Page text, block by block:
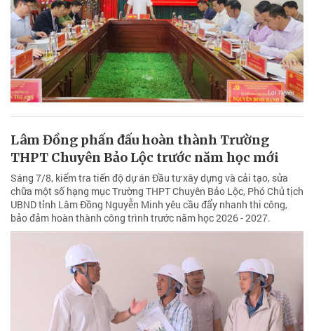
Lâm Đồng phấn đấu hoàn thành Trường
THPT Chuyên Bảo Lộc trước năm học mới
Sáng 7/8, kiểm tra tiến độ dự án Đầu tư xây dựng và cải tạo, sửa
chữa một số hạng mục Trường THPT Chuyên Bảo Lộc, Phó Chủ tịch
UBND tỉnh Lâm Đồng Nguyễn Minh yêu cầu đẩy nhanh thi công,
bảo đảm hoàn thành công trình trước năm học 2026 - 2027.